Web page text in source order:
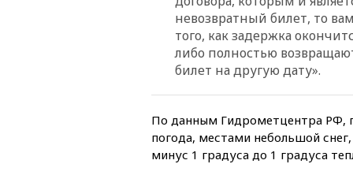
невозвратный билет, то
того, как задержка
либо полностью
билет на другую дату».
По данным Гидрометцентра РФ,
погода, местами небольшой
минус 1 градуса до 1 градуса